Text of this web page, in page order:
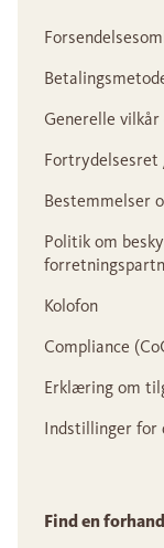
Generelle
Bestemmelser
Politik om
Kolofon
Compliance
Erklæring om
Indstillinger for
Find en